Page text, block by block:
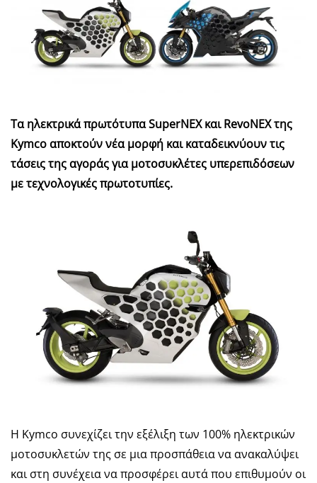
Τα ηλεκτρικά πρωτότυπα SuperNEX και RevoNEX της
Kymco αποκτούν νέα μορφή και καταδεικνύουν τις
τάσεις της αγοράς για μοτοσυκλέτες υπερεπιδόσεων
με τεχνολογικές πρωτοτυπίες.
Η Kymco συνεχίζει την εξέλιξη των 100% ηλεκτρικών
μοτοσυκλετών της σε μια προσπάθεια να ανακαλύψει
και στη συνέχεια να προσφέρει αυτά που επιθυμούν οι